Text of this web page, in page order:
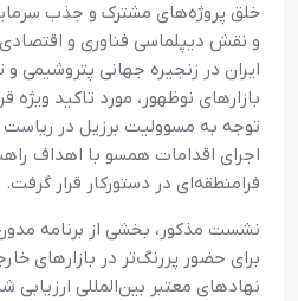
خلق پروژه‌های مشترک و جذب
و نقش دیپلماسی فناوری و
ایران در زنجیره جهانی پتروشیمی
بازارهای نوظهور، مورد تاکید ویژه
توجه به مسوولیت برزیل در ریاست
اجرای اقدامات همسو با اهداف
فرا‌منطقه‌ای در دستورکار قرار گرفت.
نشست مذکور، بخشی از برنامه
برای حضور پررنگ‌تر در بازارهای
نهادهای معتبر بین‌المللی ارزیابی